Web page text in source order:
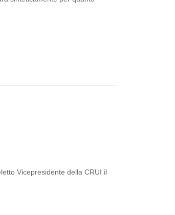
Vicepresidente della CRUI il